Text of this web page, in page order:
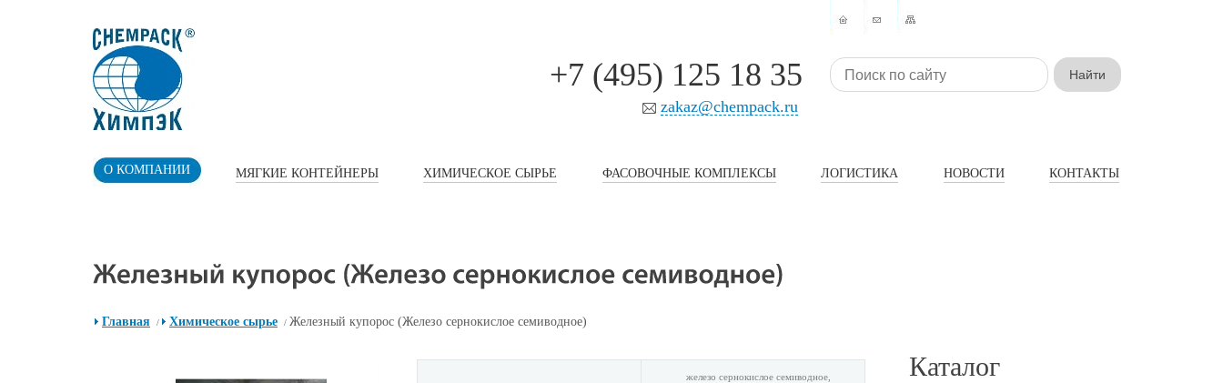
+7 (495) 125 18 35
zakaz@chempack.ru
О КОМПАНИИ МЯГКИЕ КОНТЕЙНЕРЫ ХИМИЧЕСКОЕ СЫРЬЕ ФАСОВОЧНЫЕ КОМПЛЕКСЫ ЛОГИСТИКА НОВОСТИ КОНТАКТЫ
Главная / Химическое сырье / Железный купорос (Железо сернокислое семиводное)
железо сернокислое семиводное,
Каталог